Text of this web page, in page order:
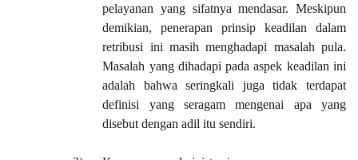
pelayanan yang sifatnya mendasar. Meskipun
demikian, penerapan prinsip keadilan dalam
retribusi ini masih menghadapi masalah pula.
Masalah yang dihadapi pada aspek keadilan ini
adalah bahwa seringkali juga tidak terdapat
definisi yang seragam mengenai apa yang
disebut dengan adil itu sendiri.